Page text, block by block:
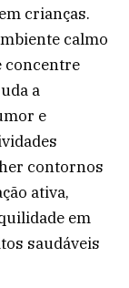
crianças.
calmo
concentre
a
e
contornos
ativa,
em
saudáveis